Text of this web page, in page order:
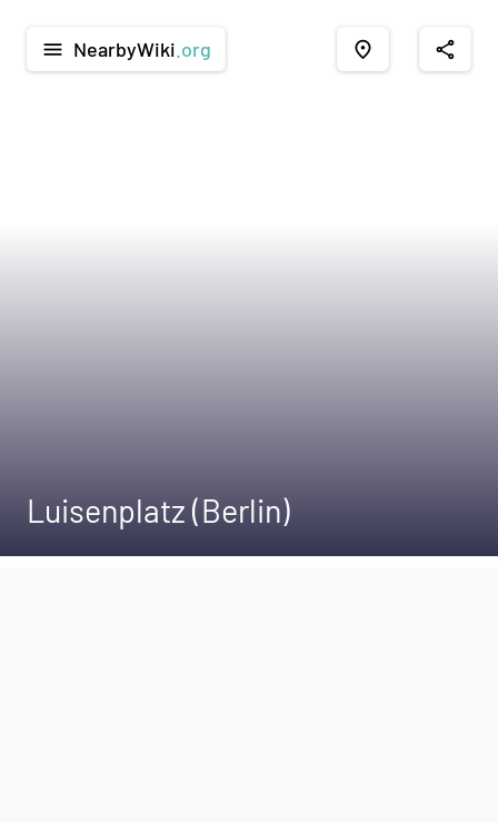
menu NearbyWiki .org place share
Luisenplatz (Berlin)